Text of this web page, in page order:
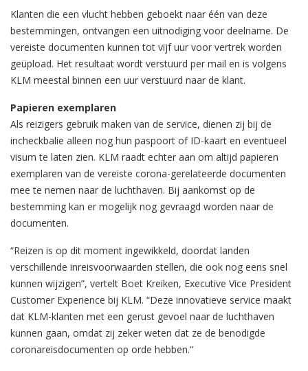
Klanten die een vlucht hebben geboekt naar één van deze
bestemmingen, ontvangen een uitnodiging voor deelname. De
vereiste documenten kunnen tot vijf uur voor vertrek worden
geüpload. Het resultaat wordt verstuurd per mail en is volgens
KLM meestal binnen een uur verstuurd naar de klant.
Papieren exemplaren
Als reizigers gebruik maken van de service, dienen zij bij de
incheckbalie alleen nog hun paspoort of ID-kaart en eventueel
visum te laten zien. KLM raadt echter aan om altijd papieren
exemplaren van de vereiste corona-gerelateerde documenten
mee te nemen naar de luchthaven. Bij aankomst op de
bestemming kan er mogelijk nog gevraagd worden naar de
documenten.
“Reizen is op dit moment ingewikkeld, doordat landen
verschillende inreisvoorwaarden stellen, die ook nog eens snel
kunnen wijzigen”, vertelt Boet Kreiken, Executive Vice President
Customer Experience bij KLM. “Deze innovatieve service maakt
dat KLM-klanten met een gerust gevoel naar de luchthaven
kunnen gaan, omdat zij zeker weten dat ze de benodigde
coronareisdocumenten op orde hebben.”